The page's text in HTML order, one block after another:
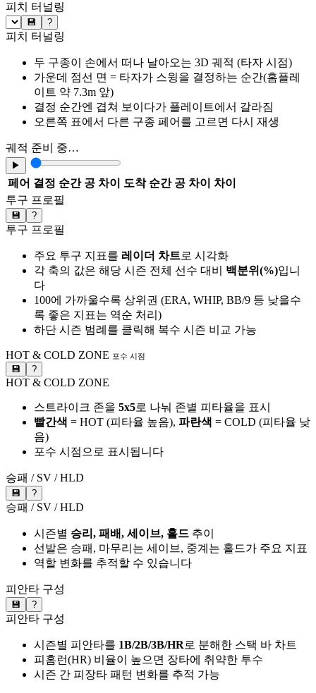
피치 터널링
💾 ?
피치 터널링
두 구종이 손에서 떠나 날아오는 3D 궤적 (타자 시점)
가운데 점선 면 = 타자가 스윙을 결정하는 순간(홈플레
이트 약 7.3m 앞)
결정 순간엔 겹쳐 보이다가 플레이트에서 갈라짐
오른쪽 표에서 다른 구종 페어를 고르면 다시 재생
궤적 준비 중…
▶
페어 결정 순간 공 차이 도착 순간 공 차이
차이
투구 프로필
💾 ?
투구 프로필
주요 투구 지표를 레이더 차트로 시각화
각 축의 값은 해당 시즌 전체 선수 대비 백분위(%)입니
다
100에 가까울수록 상위권 (ERA, WHIP, BB/9 등 낮을수
록 좋은 지표는 역순 처리)
하단 시즌 범례를 클릭해 복수 시즌 비교 가능
HOT & COLD ZONE 포수 시점
💾 ?
HOT & COLD ZONE
스트라이크 존을 5x5로 나눠 존별 피타율을 표시
빨간색 = HOT (피타율 높음), 파란색 = COLD (피타율 낮
음)
포수 시점으로 표시됩니다
승패 / SV / HLD
💾 ?
승패 / SV / HLD
시즌별 승리, 패배, 세이브, 홀드 추이
선발은 승패, 마무리는 세이브, 중계는 홀드가 주요 지표
역할 변화를 추적할 수 있습니다
피안타 구성
💾 ?
피안타 구성
시즌별 피안타를 1B/2B/3B/HR로 분해한 스택 바 차트
피홈런(HR) 비율이 높으면 장타에 취약한 투수
시즌 간 피장타 패턴 변화를 추적 가능